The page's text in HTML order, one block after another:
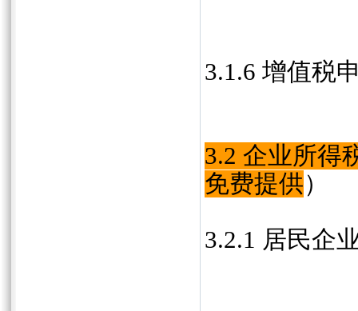
3.1.6 增值税
3.2 企业所得
免费提供）
3.2.1 居民企